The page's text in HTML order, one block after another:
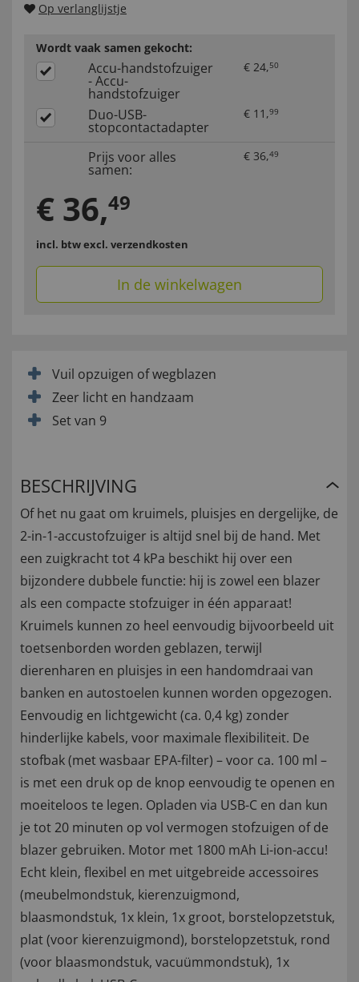
Op verlanglijstje
Wordt vaak samen gekocht:
Accu-handstofzuiger
- Accu-
handstofzuiger
€ 24,50
Duo-USB-
stopcontactadapter
€ 11 ,99
Prijs voor alles
samen:
€ 36,49
€ 36,49
incl. btwexcl. verzendkosten
In de winkelwagen
Vuil opzuigen of wegblazen
Zeer licht en handzaam
Set van 9
BESCHRIJVING
Of het nu gaat om kruimels, pluisjes en dergelijke, de
2-in-1-accustofzuiger is altijd snel bij de hand. Met
een zuigkracht tot 4 kPa beschikt hij over een
bijzondere dubbele functie: hij is zowel een blazer
als een compacte stofzuiger in één apparaat!
Kruimels kunnen zo heel eenvoudig bijvoorbeeld uit
toetsenborden worden geblazen, terwijl
dierenharen en pluisjes in een handomdraai van
banken en autostoelen kunnen worden opgezogen.
Eenvoudig en lichtgewicht (ca. 0,4 kg) zonder
hinderlijke kabels, voor maximale flexibiliteit. De
stofbak (met wasbaar EPA-filter) – voor ca. 100 ml –
is met een druk op de knop eenvoudig te openen en
moeiteloos te legen. Opladen via USB-C en dan kun
je tot 20 minuten op vol vermogen stofzuigen of de
blazer gebruiken. Motor met 1800 mAh Li-ion-accu!
Echt klein, flexibel en met uitgebreide accessoires
(meubelmondstuk, kierenzuigmond,
blaasmondstuk, 1x klein, 1x groot, borstelopzetstuk,
plat (voor kierenzuigmond), borstelopzetstuk, rond
(voor blaasmondstuk, vacuümmondstuk), 1x